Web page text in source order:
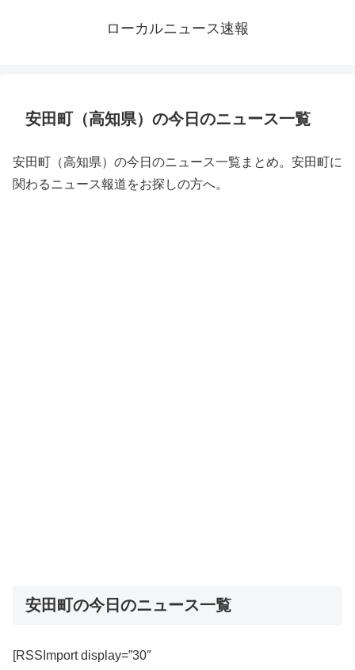
ローカルニュース速報
安田町（高知県）の今日のニュース一覧
安田町（高知県）の今日のニュース一覧まとめ。安田町に
関わるニュース報道をお探しの方へ。
安田町の今日のニュース一覧
[RSSImport display=”30″